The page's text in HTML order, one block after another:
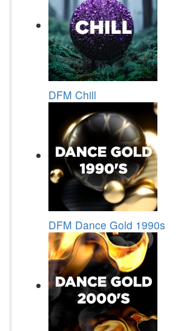
DFM Chill
DFM Dance Gold 1990s